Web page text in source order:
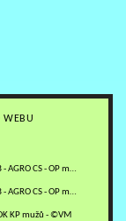
WEBU
250622 - Náchod Babí - Jaroměř B - AGRO CS - OP muži OFS NA -…
250622 - Náchod Babí - Jaroměř B - AGRO CS - OP muži OFS NA -…
KP mužů - ©VM